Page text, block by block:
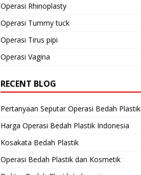
Operasi Rhinoplasty
Operasi Tummy tuck
Operasi Tirus pipi
Operasi Vagina
RECENT BLOG
Pertanyaan Seputar Operasi Bedah Plastik
Harga Operasi Bedah Plastik Indonesia
Kosakata Bedah Plastik
Operasi Bedah Plastik dan Kosmetik